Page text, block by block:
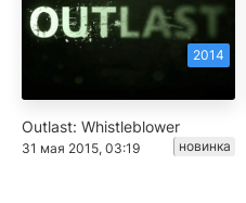
2014
Outlast: Whistleblower
31 мая 2015, 03:19 новинка